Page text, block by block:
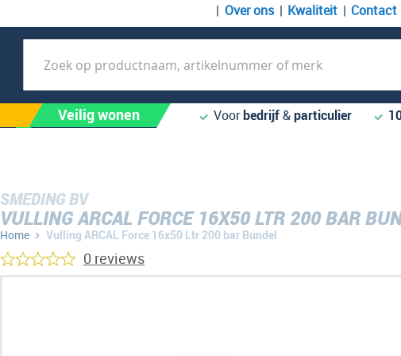
Over ons Kwaliteit Contact
Zoek
Veilig wonen Voorbedrijf&particulier
SMEDING BV
VULLING ARCAL FORCE 16X50 LTR 200 BAR
Home Vulling ARCAL Force 16x50 Ltr 200 bar Bundel
0 reviews
Ga